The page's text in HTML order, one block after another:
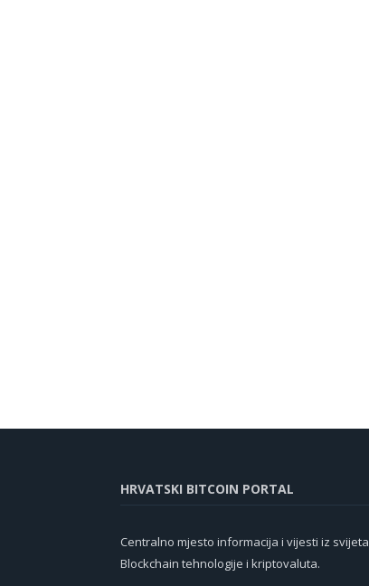
HRVATSKI BITCOIN PORTAL
Centralno mjesto informacija i vijesti iz svijeta
Blockchain tehnologije i kriptovaluta.